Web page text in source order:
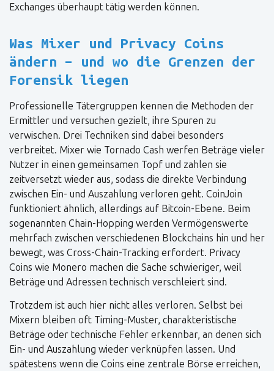
Exchanges überhaupt tätig werden können.
Was Mixer und Privacy Coins
ändern – und wo die Grenzen der
Forensik liegen
Professionelle Tätergruppen kennen die Methoden der
Ermittler und versuchen gezielt, ihre Spuren zu
verwischen. Drei Techniken sind dabei besonders
verbreitet. Mixer wie Tornado Cash werfen Beträge vieler
Nutzer in einen gemeinsamen Topf und zahlen sie
zeitversetzt wieder aus, sodass die direkte Verbindung
zwischen Ein- und Auszahlung verloren geht. CoinJoin
funktioniert ähnlich, allerdings auf Bitcoin-Ebene. Beim
sogenannten Chain-Hopping werden Vermögenswerte
mehrfach zwischen verschiedenen Blockchains hin und her
bewegt, was Cross-Chain-Tracking erfordert. Privacy
Coins wie Monero machen die Sache schwieriger, weil
Beträge und Adressen technisch verschleiert sind.
Trotzdem ist auch hier nicht alles verloren. Selbst bei
Mixern bleiben oft Timing-Muster, charakteristische
Beträge oder technische Fehler erkennbar, an denen sich
Ein- und Auszahlung wieder verknüpfen lassen. Und
spätestens wenn die Coins eine zentrale Börse erreichen,